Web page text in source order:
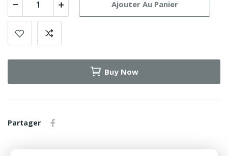
Ajouter Au Panier
Buy Now
Partager